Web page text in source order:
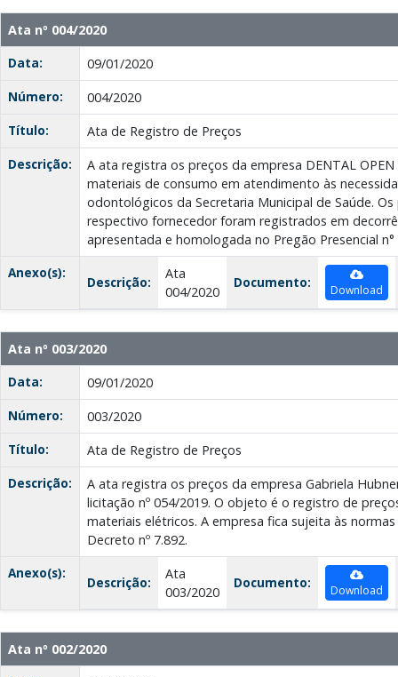
Ata nº 004/2020
Data:
09/01/2020
Número:
004/2020
Título:
Ata de Registro de Preços
Descrição:
A ata registra os preços da empresa DENTAL
materiais de consumo em atendimento às
odontológicos da Secretaria Municipal de Saúde.
respectivo fornecedor foram registrados em
apresentada e homologada no Pregão Presencial n°
Anexo(s):
Descrição:
Ata
004/2020
Documento: Download
Ata nº 003/2020
Data:
09/01/2020
Número:
003/2020
Título:
Ata de Registro de Preços
Descrição:
A ata registra os preços da empresa Gabriela
licitação nº 054/2019. O objeto é o registro de
materiais elétricos. A empresa fica sujeita às normas
Decreto nº 7.892.
Anexo(s):
Descrição:
Ata
003/2020
Documento: Download
Ata nº 002/2020